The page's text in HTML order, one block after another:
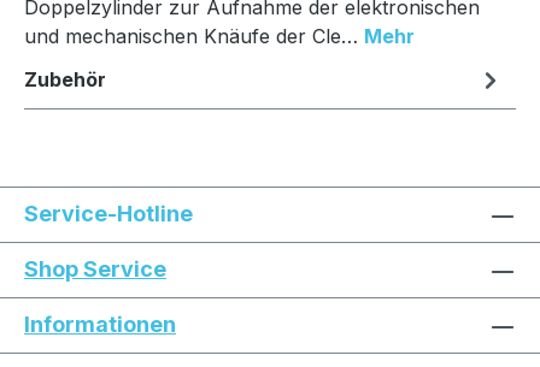
Doppelzylinder zur Aufnahme der elektronischen
und mechanischen Knäufe der Cle… Mehr
Zubehör
Service-Hotline
Shop Service
Informationen